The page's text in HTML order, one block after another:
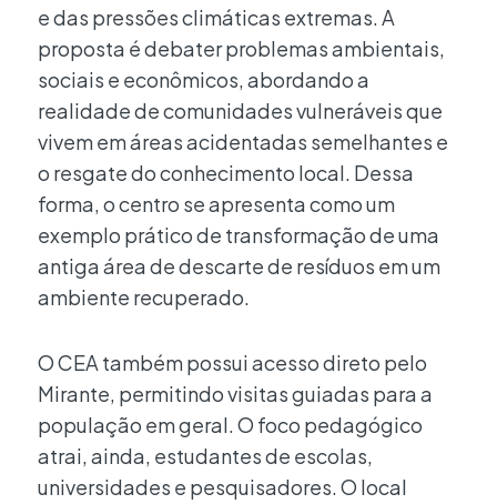
e das pressões climáticas extremas. A
proposta é debater problemas ambientais,
sociais e econômicos, abordando a
realidade de comunidades vulneráveis que
vivem em áreas acidentadas semelhantes e
o resgate do conhecimento local. Dessa
forma, o centro se apresenta como um
exemplo prático de transformação de uma
antiga área de descarte de resíduos em um
ambiente recuperado.
O CEA também possui acesso direto pelo
Mirante, permitindo visitas guiadas para a
população em geral. O foco pedagógico
atrai, ainda, estudantes de escolas,
universidades e pesquisadores. O local